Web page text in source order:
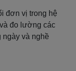
đơn vị trong hệ
đo lường các
và nghề